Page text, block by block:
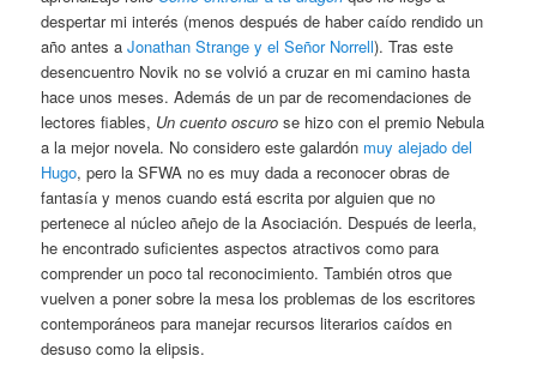
despertar mi interés (menos después de haber caído rendido un
año antes aJonathan Strange y el Señor Norrell). Tras este
desencuentro Novik no se volvió a cruzar en mi camino hasta
hace unos meses. Además de un par de recomendaciones de
lectores fiables, Un cuento oscuro se hizo con el premio Nebula
a la mejor novela. No considero este galardón muy alejado del
Hugo, pero la SFWA no es muy dada a reconocer obras de
fantasía y menos cuando está escrita por alguien que no
pertenece al núcleo añejo de la Asociación. Después de leerla,
he encontrado suficientes aspectos atractivos como para
comprender un poco tal reconocimiento. También otros que
vuelven a poner sobre la mesa los problemas de los escritores
contemporáneos para manejar recursos literarios caídos en
desuso como la elipsis.